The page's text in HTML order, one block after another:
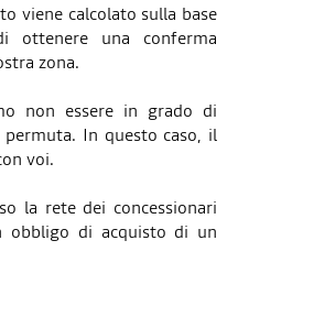
viene calcolato sulla base
ottenere una conferma
zona.
non essere in grado di
In questo caso, il
voi.
la rete dei concessionari
obbligo di acquisto di un